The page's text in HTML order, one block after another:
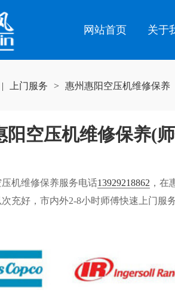
网站首页 关于
| 上门服务 > 惠州惠阳空压机维修保养
阳空压机维修保养(
机维修保养服务电话13929218862 ，在
充好，市内外2-8小时师傅快速上门服